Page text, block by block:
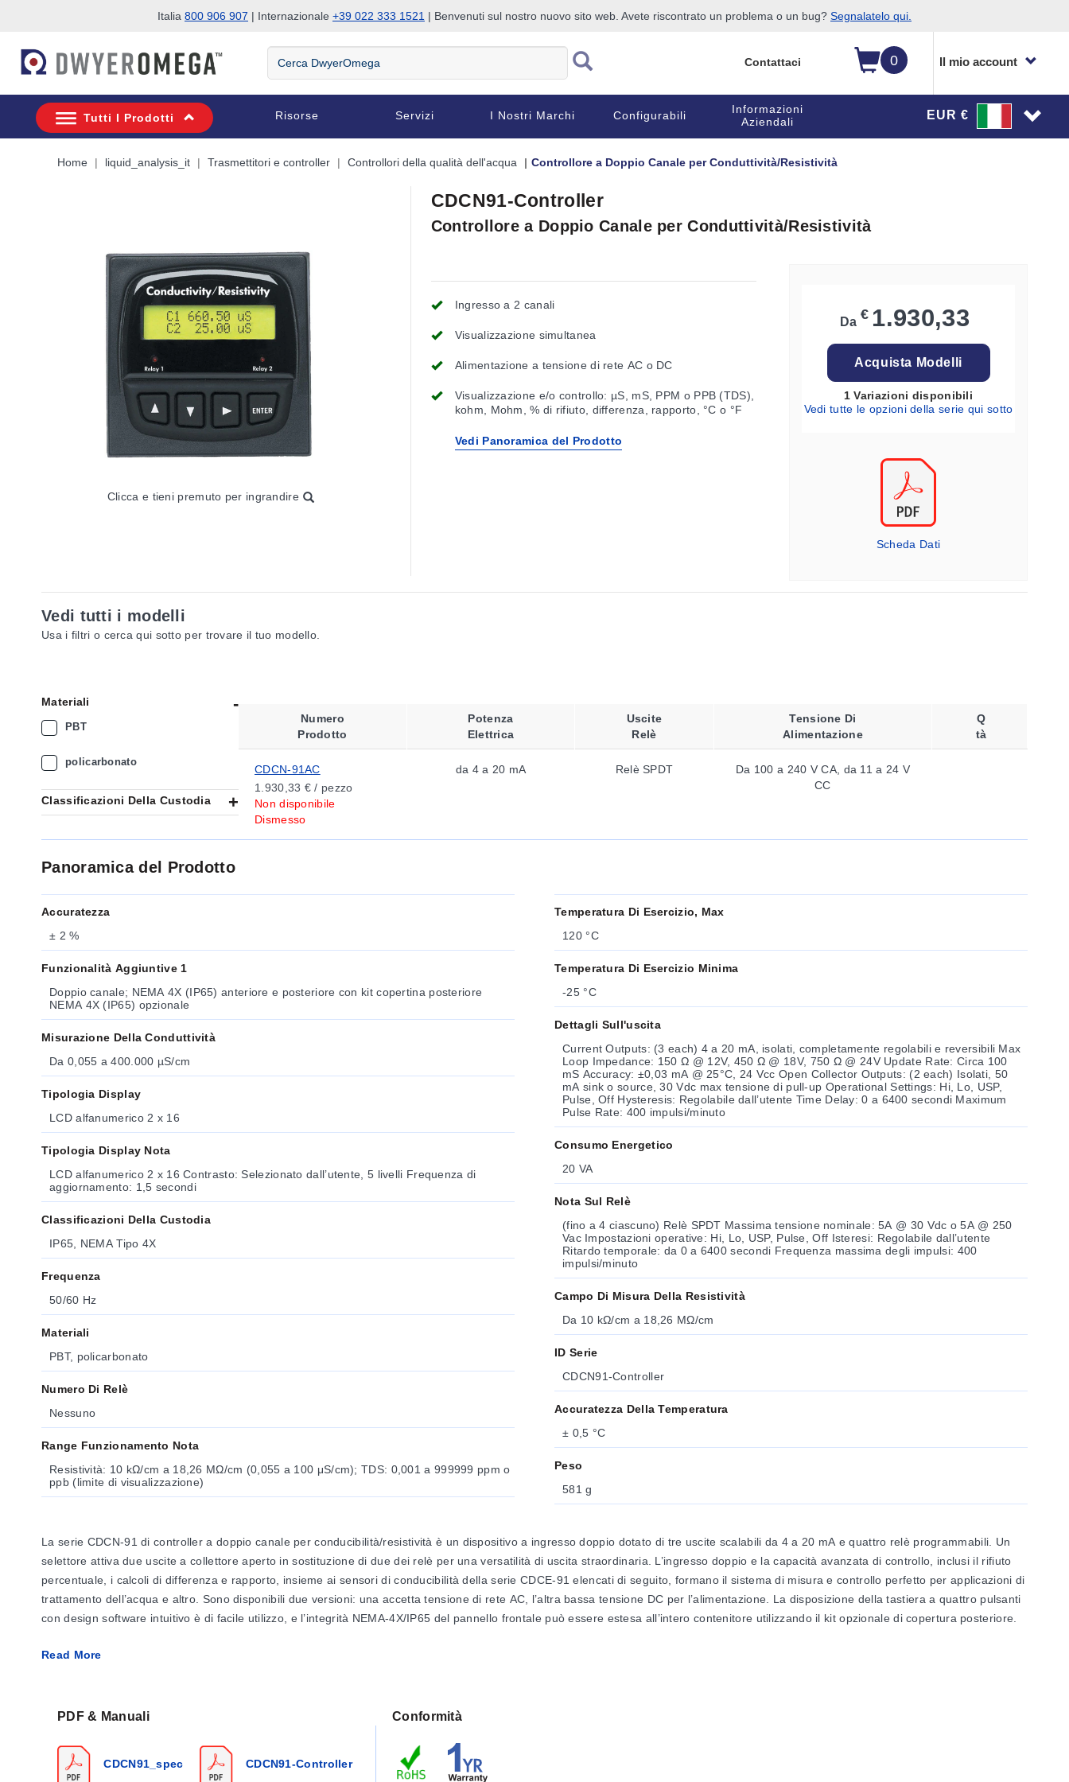
Italia 800 906 907 | Internazionale +39 022 333 1521 | Benvenuti sul nostro nuovo sito web. Avete riscontrato un problema o un bug? Segnalatelo qui.
0 Il mio account
Cerca
DwyerOmega
Contattaci
Tutti I Prodotti Risorse Servizi I Nostri Marchi Configurabili
Informazioni
Aziendali
EUR €
Home liquid_analysis_it Trasmettitori e controller Controllori della qualità dell'acqua Controllore a Doppio Canale per Conduttività/Resistività
Clicca e tieni premuto per ingrandire
CDCN91-Controller
Controllore a Doppio Canale per Conduttività/Resistività
Ingresso a 2 canali
Visualizzazione simultanea
Alimentazione a tensione di rete AC o DC
Visualizzazione e/o controllo: µS, mS, PPM o PPB (TDS),
kohm, Mohm, % di rifiuto, differenza, rapporto, °C o °F
Vedi Panoramica del Prodotto
Da € 1.930,33
Acquista Modelli
1 Variazioni disponibili
Vedi tutte le opzioni della serie qui sotto
Scheda Dati
Vedi tutti i modelli
Usa i filtri o cerca qui sotto per trovare il tuo modello.
Materiali
PBT
policarbonato
Classificazioni Della Custodia
Numero
Prodotto
Potenza
Elettrica
Uscite
Relè
Tensione Di
Alimentazione
Q
Tà
CDCN-91AC
1.930,33 € / pezzo
Non disponibile
Dismesso
da 4 a 20 mA Relè SPDT
Da 100 a 240 V CA, da 11 a 24 V
CC
Panoramica del Prodotto
Accuratezza
± 2 %
Funzionalità Aggiuntive 1
Doppio canale; NEMA 4X (IP65) anteriore e posteriore con kit copertina posteriore
NEMA 4X (IP65) opzionale
Misurazione Della Conduttività
Da 0,055 a 400.000 µS/cm
Tipologia Display
LCD alfanumerico 2 x 16
Tipologia Display Nota
LCD alfanumerico 2 x 16 Contrasto: Selezionato dall’utente, 5 livelli Frequenza di
aggiornamento: 1,5 secondi
Classificazioni Della Custodia
IP65, NEMA Tipo 4X
Frequenza
50/60 Hz
Materiali
PBT, policarbonato
Numero Di Relè
Nessuno
Range Funzionamento Nota
Resistività: 10 kΩ/cm a 18,26 MΩ/cm (0,055 a 100 μS/cm); TDS: 0,001 a 999999 ppm o
ppb (limite di visualizzazione)
Temperatura Di Esercizio, Max
120 °C
Temperatura Di Esercizio Minima
-25 °C
Dettagli Sull'uscita
Current Outputs: (3 each) 4 a 20 mA, isolati, completamente regolabili e reversibili Max
Loop Impedance: 150 Ω @ 12V, 450 Ω @ 18V, 750 Ω @ 24V Update Rate: Circa 100
mS Accuracy: ±0,03 mA @ 25°C, 24 Vcc Open Collector Outputs: (2 each) Isolati, 50
mA sink o source, 30 Vdc max tensione di pull-up Operational Settings: Hi, Lo, USP,
Pulse, Off Hysteresis: Regolabile dall’utente Time Delay: 0 a 6400 secondi Maximum
Pulse Rate: 400 impulsi/minuto
Consumo Energetico
20 VA
Nota Sul Relè
(fino a 4 ciascuno) Relè SPDT Massima tensione nominale: 5A @ 30 Vdc o 5A @ 250
Vac Impostazioni operative: Hi, Lo, USP, Pulse, Off Isteresi: Regolabile dall’utente
Ritardo temporale: da 0 a 6400 secondi Frequenza massima degli impulsi: 400
impulsi/minuto
Campo Di Misura Della Resistività
Da 10 kΩ/cm a 18,26 MΩ/cm
ID Serie
CDCN91-Controller
Accuratezza Della Temperatura
± 0,5 °C
Peso
581 g
La serie CDCN-91 di controller a doppio canale per conducibilità/resistività è un dispositivo a ingresso doppio dotato di tre uscite scalabili da 4 a 20 mA e quattro relè programmabili. Un
selettore attiva due uscite a collettore aperto in sostituzione di due dei relè per una versatilità di uscita straordinaria. L’ingresso doppio e la capacità avanzata di controllo, inclusi il rifiuto
percentuale, i calcoli di differenza e rapporto, insieme ai sensori di conducibilità della serie CDCE-91 elencati di seguito, formano il sistema di misura e controllo perfetto per applicazioni di
trattamento dell’acqua e altro. Sono disponibili due versioni: una accetta tensione di rete AC, l’altra bassa tensione DC per l’alimentazione. La disposizione della tastiera a quattro pulsanti
con design software intuitivo è di facile utilizzo, e l’integrità NEMA-4X/IP65 del pannello frontale può essere estesa all’intero contenitore utilizzando il kit opzionale di copertura posteriore.
Specifiche
Campo di Funzionamento:
Resistività:
10 K 1/2 /cm a 18,26 M 1/2 /cm (0,055 a 100 µS/cm)
TDS: 0,001 a 999999 ppm o ppb (limite di visualizzazione)
Read More
PDF & Manuali
CDCN91_spec CDCN91-Controller
Conformità